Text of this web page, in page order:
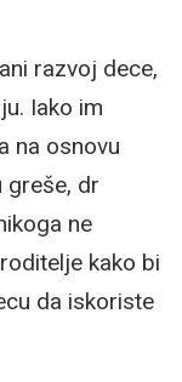
razvoj dece,
Iako im
na osnovu
greše, dr
ne
kako bi
da iskoriste